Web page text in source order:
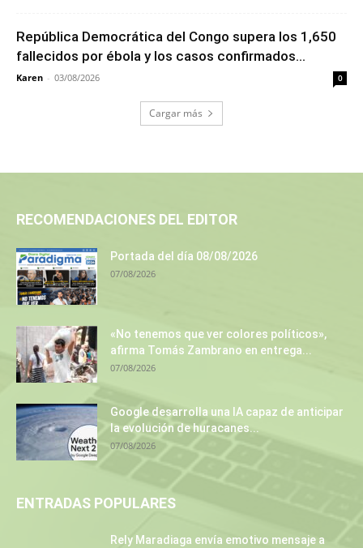
República Democrática del Congo supera los 1,650
fallecidos por ébola y los casos confirmados...
Karen - 03/08/2026 0
Cargar más
RECOMENDACIONES DEL EDITOR
Portada del día 08/08/2026
07/08/2026
«No tenemos que ver colores políticos»,
afirma Tomás Zambrano en entrega...
07/08/2026
Google desarrolla una IA capaz de anticipar
la evolución de huracanes...
07/08/2026
ENTRADAS POPULARES
Rely Maradiaga envía emotivo mensaje a